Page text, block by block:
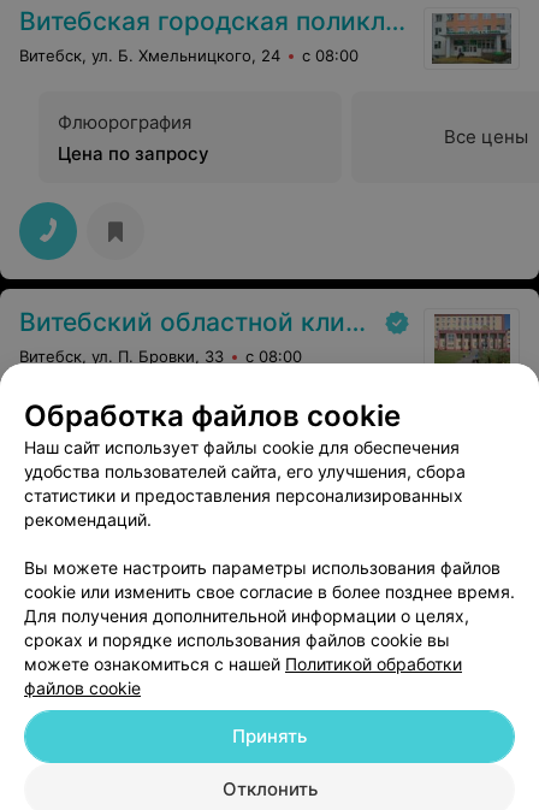
Витебская городская поликлиника №4 им. В. И. Ленина
Витебск, ул. Б. Хмельницкого, 24 с 08:00
Флюорография
Цена по запросу
Все цены
Витебский областной клинический онкологический диспансер
Витебск, ул. П. Бровки, 33 с 08:00
Обзорная маммография
уточняйте
Добавить компанию
Обработка файлов cookie
Наш сайт использует файлы cookie для обеспечения
удобства пользователей сайта, его улучшения, сбора
статистики и предоставления персонализированных
рекомендаций.
Вы можете настроить параметры использования файлов
cookie или изменить свое согласие в более позднее время.
Для получения дополнительной информации о целях,
сроках и порядке использования файлов cookie вы
можете ознакомиться с нашей Политикой обработки
файлов cookie
Отклонить
Принять